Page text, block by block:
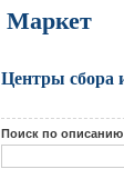
Маркет
Центры сбора
Поиск по описанию